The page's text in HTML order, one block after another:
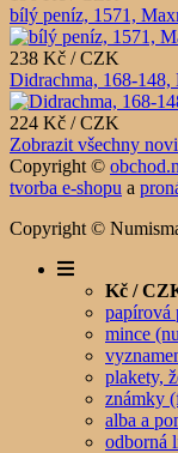
bílý peníz, 1571,
238 Kč / CZK
Didrachma, 168-
224 Kč / CZK
Zobrazit všechny
Copyright ©
tvorba e-shopu a
Copyright ©
Kč /
papírová
mince
plakety,
známky
alba a
odborná